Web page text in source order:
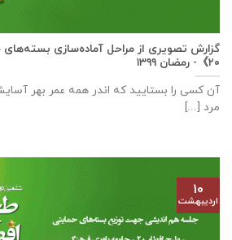
گزارش تصویری از مراحل آماده‌سازی بسته‌های
۲۰》- رمضان ۱۳۹۹
آن کسی را بستایید که اندر همه عمر بهر
مرد [...]
۱۰
اردیبهشت